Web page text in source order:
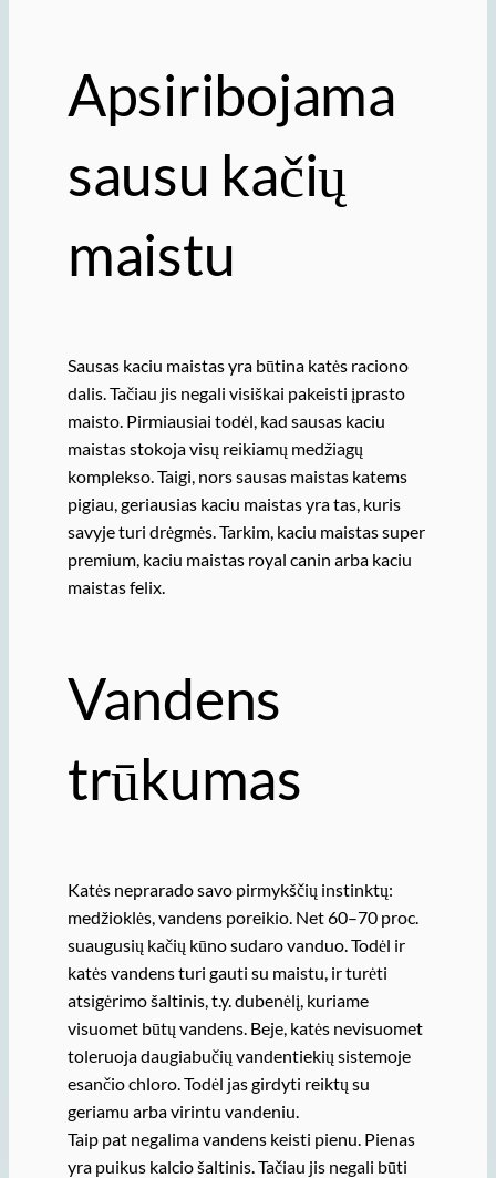
Apsiribojama
sausu kačių
maistu
Sausas kaciu maistas yra būtina katės raciono
dalis. Tačiau jis negali visiškai pakeisti įprasto
maisto. Pirmiausiai todėl, kad sausas kaciu
maistas stokoja visų reikiamų medžiagų
komplekso. Taigi, nors sausas maistas katems
pigiau, geriausias kaciu maistas yra tas, kuris
savyje turi drėgmės. Tarkim, kaciu maistas super
premium, kaciu maistas royal canin arba kaciu
maistas felix.
Vandens
trūkumas
Katės neprarado savo pirmykščių instinktų:
medžioklės, vandens poreikio. Net 60–70 proc.
suaugusių kačių kūno sudaro vanduo. Todėl ir
katės vandens turi gauti su maistu, ir turėti
atsigėrimo šaltinis, t.y. dubenėlį, kuriame
visuomet būtų vandens. Beje, katės nevisuomet
toleruoja daugiabučių vandentiekių sistemoje
esančio chloro. Todėl jas girdyti reiktų su
geriamu arba virintu vandeniu.
Taip pat negalima vandens keisti pienu. Pienas
yra puikus kalcio šaltinis. Tačiau jis negali būti